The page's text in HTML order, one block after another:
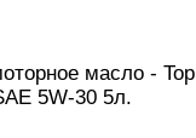
масло - Top
5W-30 5л.